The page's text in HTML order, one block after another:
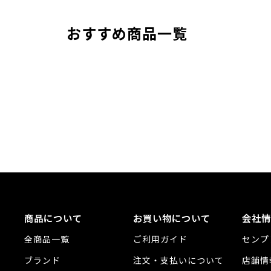
おすすめ商品一覧
商品について
全商品一覧
ブランド
お買い物について
ご利用ガイド
注文・支払いについて
会社
センプ
店舗情